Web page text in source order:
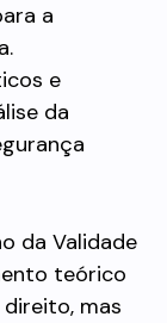
a
e
da
da Validade
teórico
mas